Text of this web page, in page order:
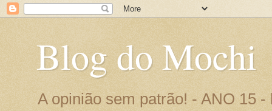
Blog do Mochi
A opinião sem patrão! - ANO 15